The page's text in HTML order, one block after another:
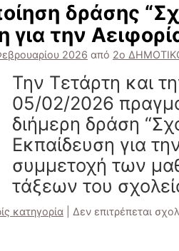
δράσης
για την
2026 από 2ο
Την Τετάρτη και
05/02/2026
διήμερη δράση
Εκπαίδευση για
συμμετοχή των
τάξεων του
κατηγορία Δεν επιτρέπεται